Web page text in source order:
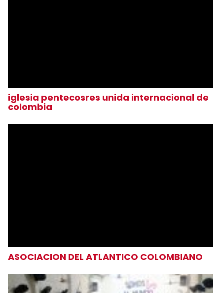
iglesia pentecosres unida internacional de
colombia
ASOCIACION DEL ATLANTICO COLOMBIANO